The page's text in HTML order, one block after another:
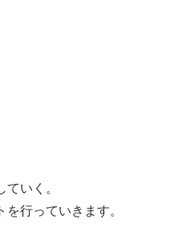
いく。
行っていきます。